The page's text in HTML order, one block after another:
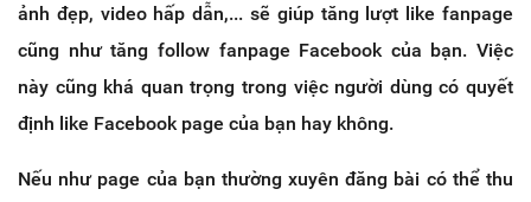
ảnh đẹp, video hấp dẫn,... sẽ giúp tăng lượt like fanpage
cũng như tăng follow fanpage Facebook của bạn. Việc
này cũng khá quan trọng trong việc người dùng có quyết
định like Facebook page của bạn hay không.
Nếu như page của bạn thường xuyên đăng bài có thể thu